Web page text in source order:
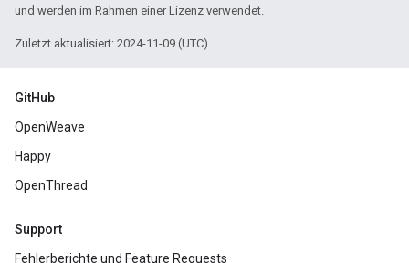
und werden im Rahmen einer Lizenz verwendet.
Zuletzt aktualisiert: 2024-11-09 (UTC).
GitHub
OpenWeave
Happy
OpenThread
Support
Fehlerberichte und Feature Requests